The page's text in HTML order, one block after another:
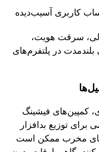
کاربری آسیب‌دیده
سرقت هویت،
در پلتفرم‌های
کمپین‌های فیشینگ
برای توزیع بدافزار
مخرب ممکن است